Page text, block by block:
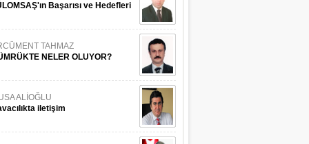
Başarısı ve Hedefleri
TAHMAZ
NELER OLUYOR?
ALİOĞLU
iletişim